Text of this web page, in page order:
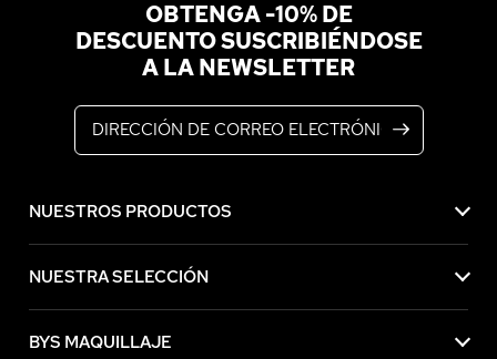
OBTENGA -10% DE
DESCUENTO SUSCRIBIÉNDOSE
A LA NEWSLETTER
NUESTROS PRODUCTOS
NUESTRA SELECCIÓN
BYS MAQUILLAJE